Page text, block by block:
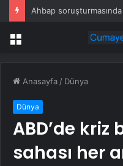
Menü
Anasayfa / Dünya
Dünya
ABD’de
sahası her